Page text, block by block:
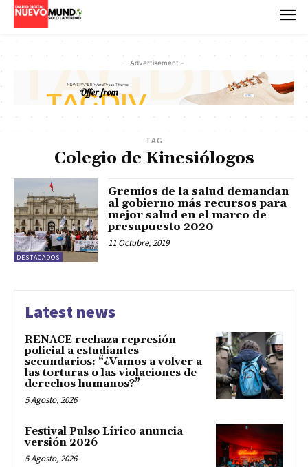
- Advertisement -
TAG
Colegio de Kinesiólogos
DESTACADOS
Gremios de la salud demandan
al gobierno más recursos para
mejor salud en el marco de
presupuesto 2020
11 Octubre, 2019
Latest news
RENACE rechaza represión
policial a estudiantes
secundarios: “¿Vamos a volver a
las torturas o las violaciones de
derechos humanos?”
5 Agosto, 2026
Festival Pulso Lírico anuncia
versión 2026
5 Agosto, 2026